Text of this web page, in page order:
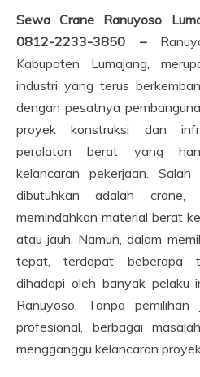
Sewa Crane Ranuyoso
0812-2233-3850 –
Kabupaten Lumajang,
industri yang terus
dengan pesatnya
proyek konstruksi dan
peralatan berat yang
kelancaran pekerjaan.
dibutuhkan adalah
memindahkan material berat
atau jauh. Namun, dalam
tepat, terdapat beberapa
dihadapi oleh banyak pelaku
Ranuyoso. Tanpa
profesional, berbagai
mengganggu kelancaran